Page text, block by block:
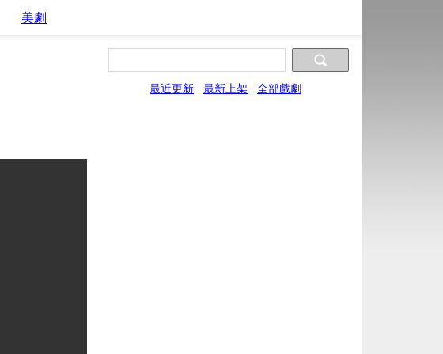
美劇
最近更新 最新上架 全部戲劇